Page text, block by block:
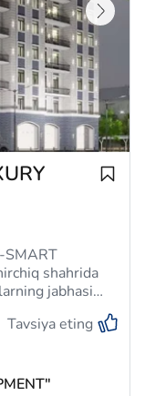
shahrida
jabhasi
Tavsiya eting